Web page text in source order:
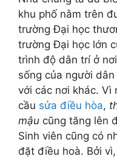
khu phố nằm trên
trường Đại học
trường Đại học lớn
trình độ dân trí ở
sống của người
với các nơi khác. Vì
cầu sửa điều hòa,
mậu cũng tăng lên
Sinh viên cũng có
đặt điều hoà. Bởi